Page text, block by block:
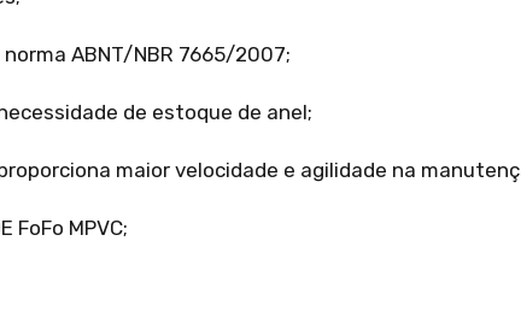
ABNT/NBR 7665/2007;
de estoque de anel;
maior velocidade e agilidade na
FoFo MPVC;